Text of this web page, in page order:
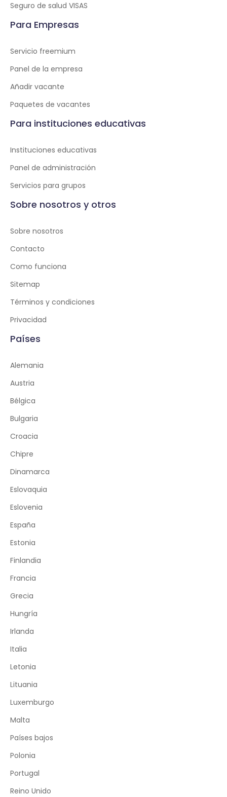
Seguro de salud VISAS
Para Empresas
Servicio freemium
Panel de la empresa
Añadir vacante
Paquetes de vacantes
Para instituciones educativas
Instituciones educativas
Panel de administración
Servicios para grupos
Sobre nosotros y otros
Sobre nosotros
Contacto
Como funciona
Sitemap
Términos y condiciones
Privacidad
Países
Alemania
Austria
Bélgica
Bulgaria
Croacia
Chipre
Dinamarca
Eslovaquia
Eslovenia
España
Estonia
Finlandia
Francia
Grecia
Hungría
Irlanda
Italia
Letonia
Lituania
Luxemburgo
Malta
Países bajos
Polonia
Portugal
Reino Unido